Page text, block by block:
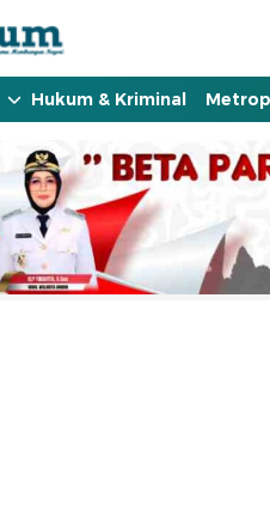
Hukum & Kriminal